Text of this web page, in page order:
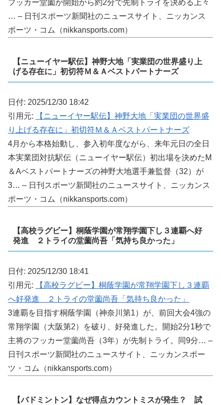
フッカー堂薗が開始から約2分で先制トライを決める上々
… – 日刊スポーツ新聞社のニュースサイト、ニッカンス
ポーツ・コム（nikkansports.com）
【ニューイヤー駅伝】神野大地「実業団の世界盛り上
げる存在に」初切符Ｍ＆Ａベストパートナーズ
日付: 2025/12/30 18:42
引用元:
【ニューイヤー駅伝】神野大地「実業団の世界盛
り上げる存在に」初切符Ｍ＆Ａベストパートナーズ
4月から本格始動し、参入初年度ながら、来年元日の全日
本実業団対抗駅伝（ニューイヤー駅伝）初出場を決めたM
＆Aベストパートナーズの神野大地選手兼監督（32）が
3… – 日刊スポーツ新聞社のニュースサイト、ニッカンス
ポーツ・コム（nikkansports.com）
【高校ラグビー】桐蔭学園が常翔学園下し３連覇へ好
発進 ２トライの堂薗尚吾「気持ち良かった」
日付: 2025/12/30 18:41
引用元:
【高校ラグビー】桐蔭学園が常翔学園下し３連覇
へ好発進 ２トライの堂薗尚吾「気持ち良かった」
3連覇を目指す桐蔭学園（神奈川第1）が、前回大会4強の
常翔学園（大阪第2）を破り、好発進した。開始2分1秒で
主将のフッカー堂薗尚吾（3年）が先制トライ。同9分… –
日刊スポーツ新聞社のニュースサイト、ニッカンスポー
ツ・コム（nikkansports.com）
【バドミントン】なぜ得点カウントミスが発生？ 試